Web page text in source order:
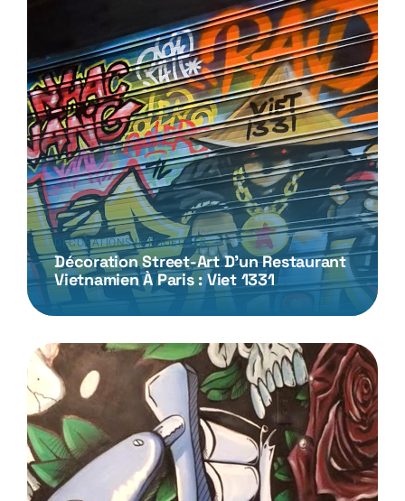
DÉCORATIONS INTÉRIEURES
Décoration Street-Art D’un Restaurant
Vietnamien À Paris : Viet 1331